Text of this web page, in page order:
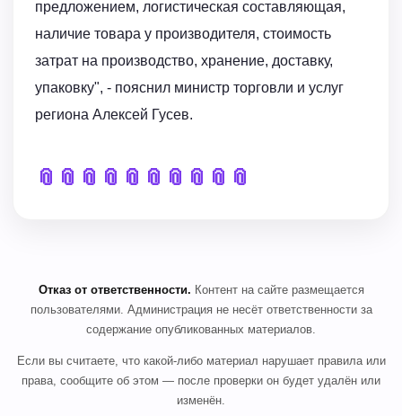
предложением, логистическая составляющая,
наличие товара у производителя, стоимость
затрат на производство, хранение, доставку,
упаковку", - пояснил министр торговли и услуг
региона Алексей Гусев.
📎 📎 📎 📎 📎 📎 📎 📎 📎 📎
Отказ от ответственности. Контент на сайте размещается
пользователями. Администрация не несёт ответственности за
содержание опубликованных материалов.
Если вы считаете, что какой-либо материал нарушает правила или
права, сообщите об этом — после проверки он будет удалён или
изменён.